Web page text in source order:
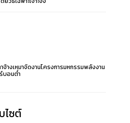
จ้างเหมาจัดงานโครงการมหกรรมพลังงาน
บอนต่ำ
ไซต์